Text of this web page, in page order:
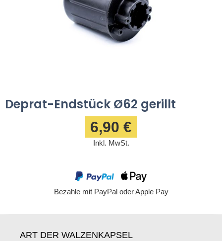
Deprat-Endstück Ø62 gerillt
6,90 €
Inkl. MwSt.
Bezahle mit PayPal oder Apple Pay
ART DER WALZENKAPSEL